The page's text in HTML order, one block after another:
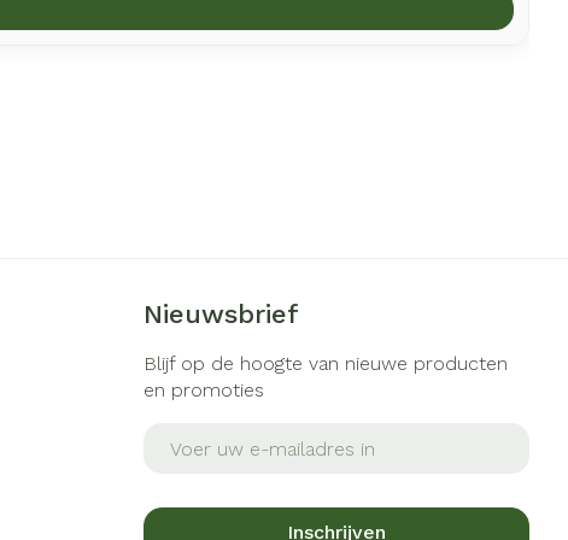
Nieuwsbrief
Blijf op de hoogte van nieuwe producten
en promoties
Inschrijven